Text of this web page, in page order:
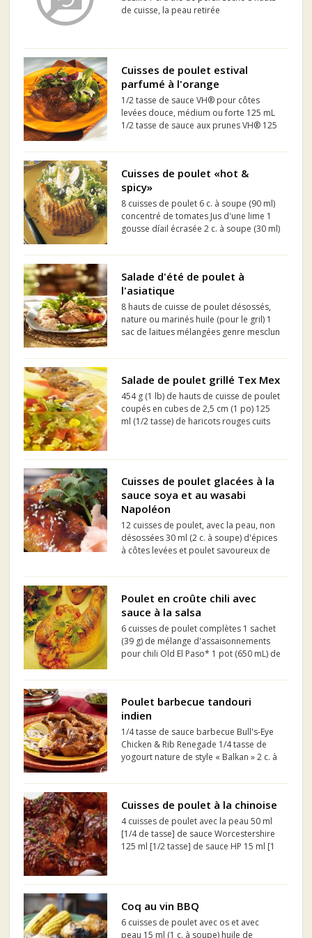
de cuisse, la peau retirée
Cuisses de poulet estival
parfumé à l'orange
1/2 tasse de sauce VH® pour côtes
levées douce, médium ou forte 125 mL
1/2 tasse de sauce aux prunes VH® 125
coriandre fraîche, hachées 62,5 mL 4
total Sel et p...
Cuisses de poulet «hot &
spicy»
8 cuisses de poulet 6 c. à soupe (90 ml)
concentré de tomates Jus d'une lime 1
gousse díail écrasée 2 c. à soupe (30 ml)
barbecue 1 c. à thé (4 ml) paprika 1 c. à
Salade d'été de poulet à
l'asiatique
8 hauts de cuisse de poulet désossés,
nature ou marinés huile (pour le gril) 1
sac de laitues mélangées genre mesclun
poivron jaune, coupé en lanières 3
sans pépins...
Salade de poulet grillé Tex Mex
454 g (1 lb) de hauts de cuisse de poulet
coupés en cubes de 2,5 cm (1 po) 125
ml (1/2 tasse) de haricots rouges cuits
tasse) de poivrons rouges hachés 125
Cuisses de poulet glacées à la
sauce soya et au wasabi
Napoléon
12 cuisses de poulet, avec la peau, non
désossées 30 ml (2 c. à soupe) d'épices
à côtes levées et poulet savoureux de
Poulet en croûte chili avec
sauce à la salsa
6 cuisses de poulet complètes 1 sachet
(39 g) de mélange d'assaisonnements
pour chili Old El Paso* 1 pot (650 mL) de
1/4 t. (50 mL) de coriandre ou de persil
Poulet barbecue tandouri
indien
1/4 tasse de sauce barbecue Bull's-Eye
Chicken & Rib Renegade 1/4 tasse de
yogourt nature de style « Balkan » 2 c. à
huile 2 gousses d' ail hachées finement
Cuisses de poulet à la chinoise
4 cuisses de poulet avec la peau 50 ml
[1/4 de tasse] de sauce Worcestershire
125 ml [1/2 tasse] de sauce HP 15 ml [1
de gingembre émincé et d'huile de
Coq au vin BBQ
6 cuisses de poulet avec os et avec
peau 15 ml (1 c. à soupe) huile de